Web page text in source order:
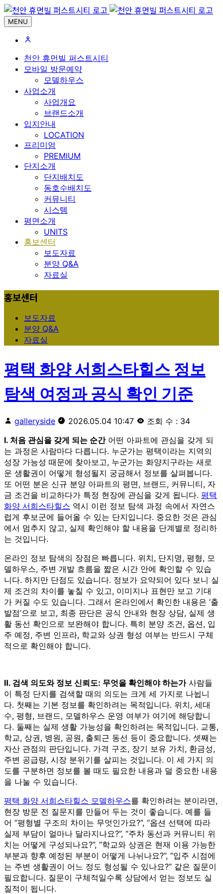
MENU
천안 휴먼빌 퍼스트시티
모바일 방문예약
모델하우스
사업소개
사업개요
브랜드소개
입지안내
LOCATION
프리미엄
PREMIUM
단지소개
단지배치도
동호수배치도
커뮤니티
시스템
평면소개
UNITS
홍보센터
보도자료
분양 Q&A
자료실
홍보센터
보도자료
분양 Q&A
자료실
평택 화양 서희스타힐스 정보
탐색 여정과 공식 확인 기준
galleryside 2026.05.04 10:47
조회 수 : 34
Ⅰ. 처음 관심을 갖게 되는 순간어떤 아파트에 관심을 갖게 되
는 과정은 사람마다 다릅니다. 누군가는 평택이라는 지역의
성장 가능성 때문에 찾아보고, 누군가는 화양지구라는 새로
운 생활권이 어떻게 형성될지 궁금해서 정보를 살펴봅니다.
또 어떤 분은 신규 분양 아파트의 평면, 브랜드, 커뮤니티, 자
금 조건을 비교하다가 특정 현장에 관심을 갖게 됩니다. 평택
화양 서희스타힐스 역시 이런 정보 탐색 과정 속에서 자연스
럽게 후보군에 들어올 수 있는 단지입니다. 중요한 것은 관심
에서 멈추지 않고, 실제 확인해야 할 내용을 단계별로 정리하
는 것입니다.
온라인 정보 탐색의 장점은 빠릅니다. 위치, 단지명, 평형, 모
델하우스, 주변 개발 흐름을 짧은 시간 안에 확인할 수 있습
니다. 하지만 단점도 있습니다. 정보가 요약되어 있다 보니 실
제 조건의 차이를 놓칠 수 있고, 이미지나 표현만 보고 기대
가 커질 수도 있습니다. 그래서 온라인에서 확인한 내용은 ‘출
발점’으로 보고, 최종 판단은 공식 안내와 현장 상담, 실제 생
활 동선 확인으로 보완해야 합니다. 특히 분양 조건, 옵션, 입
주 예정, 주변 인프라, 학교와 상권 형성 여부는 반드시 구체
적으로 확인해야 합니다.
Ⅱ. 검색 의도와 정보 신뢰도: 무엇을 확인해야 하는가사람들
이 특정 단지를 검색할 때의 의도는 크게 세 가지로 나뉩니
다. 첫째는 기본 정보를 확인하려는 목적입니다. 위치, 세대
수, 평형, 브랜드, 모델하우스 운영 여부가 여기에 해당합니
다. 둘째는 실제 생활 가능성을 확인하려는 목적입니다. 교통,
학교, 상권, 병원, 공원, 출퇴근 동선 등이 중요합니다. 셋째는
자산 관점의 판단입니다. 가격 구조, 장기 보유 가치, 환금성,
주변 공급량, 시장 분위기를 살피는 것입니다. 이 세 가지 의
도를 구분하면 정보를 볼 때도 필요한 내용과 덜 중요한 내용
을 나눌 수 있습니다.
평택 화양 서희스타힐스 모델하우스를 확인하려는 분이라면,
현장 방문 전 질문지를 만들어 두는 것이 좋습니다. 예를 들
어 “평형별 구조의 차이는 무엇인가요?”, “옵션 선택에 따라
실제 부담이 얼마나 달라지나요?”, “주차 동선과 커뮤니티 위
치는 어떻게 구성되나요?”, “학교와 상권은 현재 이용 가능한
부분과 향후 예정된 부분이 어떻게 나뉘나요?”, “입주 시점에
는 주변 생활권이 어느 정도 형성될 수 있나요?” 같은 질문이
필요합니다. 질문이 구체적일수록 상담에서 얻는 정보도 실
질적이 됩니다.